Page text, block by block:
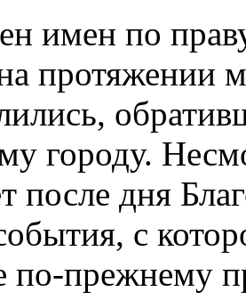
имен по
протяжении
городу.
после дня
с
прежнему